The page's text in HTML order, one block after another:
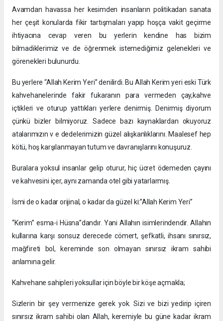
Avamdan havassa her kesimden insanların politikadan sanata
her çeşit konularda fikir tartışmaları yapıp hoşça vakit geçirme
ihtiyacına cevap veren bu yerlerin kendine has bizim
bilmadiklerimiz ve de öğrenmek istemediğimiz gelenekleri ve
görenekleri bulunurdu.
Bu yerlere “Allah Kerim Yeri” denilirdi. Bu Allah Kerim yeri eski Türk
kahvehanelerinde fakir fukaranın para vermeden çay,kahve
içtikleri ve oturup yattıkları yerlere denirmiş. Denirmiş diyorum
çünkü bizler bilmiyoruz. Sadece bazı kaynaklardan okuyoruz
atalarımızın v e dedelerimizin güzel alışkanlıklarını. Maalesef hep
kötü, hoş karşılanmayan tutum ve davranışlarını konuşuruz.
Buralara yoksul insanlar gelip oturur, hiç ücret ödemeden çayını
ve kahvesini içer, aynı zamanda otel gibi yatarlarmış.
İsmi de o kadar orijinal, o kadar da güzel ki:”Allah Kerim Yeri”
“Kerim” esma-i Hüsna”dandır. Yani Allahın isimlerindendir. Allahın
kullarına karşı sonsuz derecede cömert, şefkatli, ihsanı sınırsız,
mağfireti bol, kereminde son olmayan sınırsız ikram sahibi
anlamına gelir.
Kahvehane sahipleri yoksullar için böyle bir köşe açmakla;
Sizlerin bir şey vermenize gerek yok. Sizi ve bizi yedirip içiren
sınırsız ikram sahibi olan Allah, keremiyle bu güne kadar ikram